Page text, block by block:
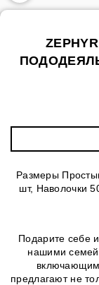
Размеры
шт, Наволочки
Подарите себе
нашими
предлагают не